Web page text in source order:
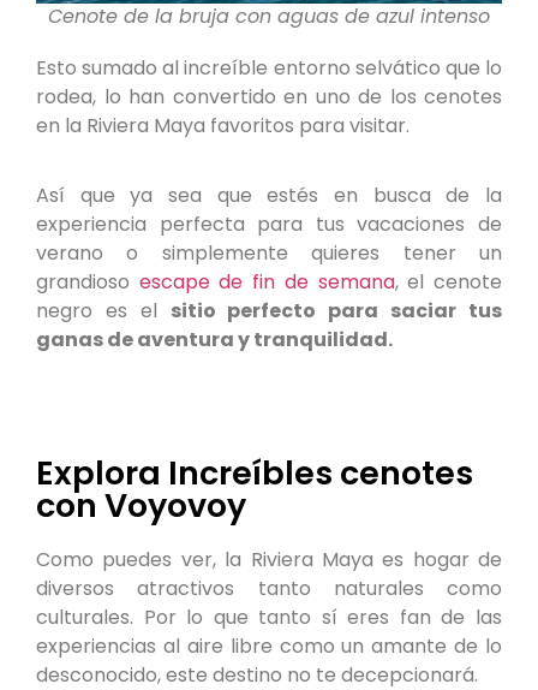
Cenote de la bruja con aguas de azul intenso
Esto sumado al increíble entorno selvático que lo
rodea, lo han convertido en uno de los cenotes
en la Riviera Maya favoritos para visitar.
Así que ya sea que estés en busca de la
experiencia perfecta para tus vacaciones de
verano o simplemente quieres tener un
grandioso escape de fin de semana, el cenote
negro es el sitio perfecto para saciar tus
ganas de aventura y tranquilidad.
Explora Increíbles cenotes
con Voyovoy
Como puedes ver, la Riviera Maya es hogar de
diversos atractivos tanto naturales como
culturales. Por lo que tanto sí eres fan de las
experiencias al aire libre como un amante de lo
desconocido, este destino no te decepcionará.